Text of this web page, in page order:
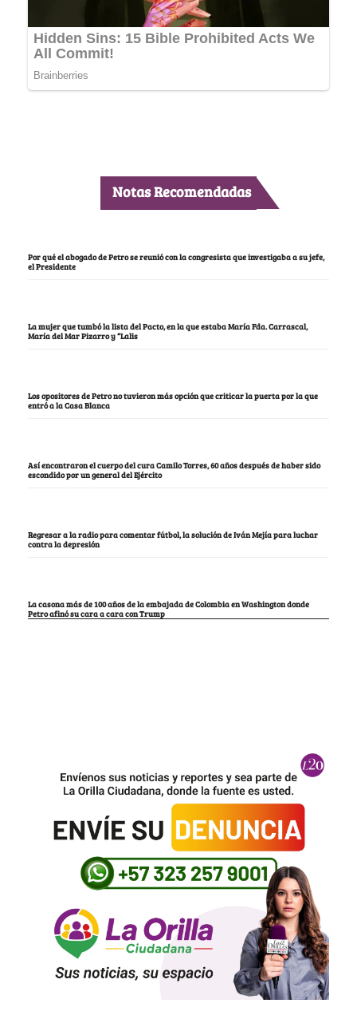
Notas Recomendadas
Por qué el abogado de Petro se reunió con la congresista que investigaba a su jefe,
el Presidente
La mujer que tumbó la lista del Pacto, en la que estaba María Fda. Carrascal,
María del Mar Pizarro y “Lalis
Los opositores de Petro no tuvieron más opción que criticar la puerta por la que
entró a la Casa Blanca
Así encontraron el cuerpo del cura Camilo Torres, 60 años después de haber sido
escondido por un general del Ejército
Regresar a la radio para comentar fútbol, la solución de Iván Mejía para luchar
contra la depresión
La casona más de 100 años de la embajada de Colombia en Washington donde
Petro afinó su cara a cara con Trump